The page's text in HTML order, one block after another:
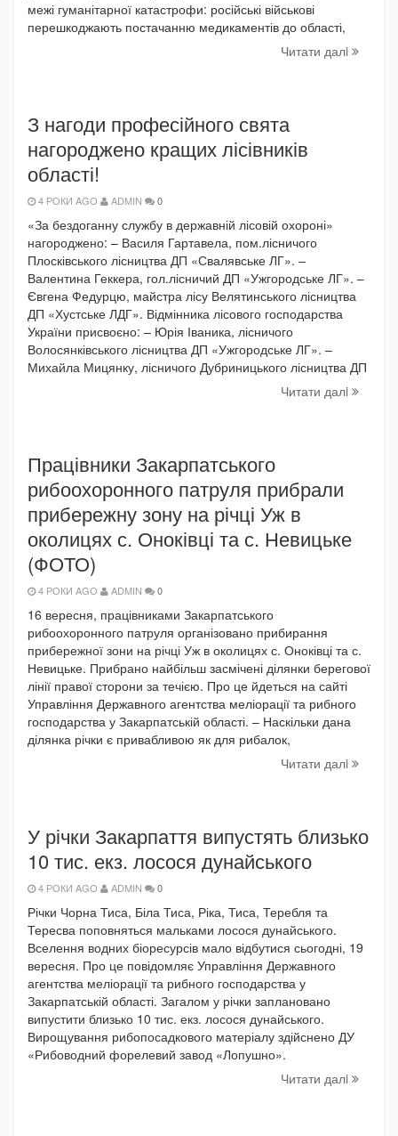
межі гуманітарної катастрофи: російські військові
перешкоджають постачанню медикаментів до області,
Читати далi
З нагоди професійного свята
нагороджено кращих лісівників
області!
4 РОКИ AGO ADMIN 0
«За бездоганну службу в державній лісовій охороні»
нагороджено: – Василя Гартавела, пом.лісничого
Плосківського лісництва ДП «Свалявське ЛГ». –
Валентина Геккера, гол.лісничий ДП «Ужгородське ЛГ». –
Євгена Федурцю, майстра лісу Велятинського лісництва
ДП «Хустське ЛДГ». Відмінника лісового господарства
України присвоєно: – Юрія Іваника, лісничого
Волосянківського лісництва ДП «Ужгородське ЛГ». –
Михайла Мицянку, лісничого Дубриницького лісництва ДП
Читати далi
Працівники Закарпатського
рибоохоронного патруля прибрали
прибережну зону на річці Уж в
околицях с. Оноківці та с. Невицьке
(ФОТО)
4 РОКИ AGO ADMIN 0
16 вересня, працівниками Закарпатського
рибоохоронного патруля організовано прибирання
прибережної зони на річці Уж в околицях с. Оноківці та с.
Невицьке. Прибрано найбільш засмічені ділянки берегової
лінії правої сторони за течією. Про це йдеться на сайті
Управління Державного агентства меліорації та рибного
господарства у Закарпатській області. – Наскільки дана
ділянка річки є привабливою як для рибалок,
Читати далi
У річки Закарпаття випустять близько
10 тис. екз. лосося дунайського
4 РОКИ AGO ADMIN 0
Річки Чорна Тиса, Біла Тиса, Ріка, Тиса, Теребля та
Тересва поповняться мальками лосося дунайського.
Вселення водних біоресурсів мало відбутися сьогодні, 19
вересня. Про це повідомляє Управління Державного
агентства меліорації та рибного господарства у
Закарпатській області. Загалом у річки заплановано
випустити близько 10 тис. екз. лосося дунайського.
Вирощування рибопосадкового матеріалу здійснено ДУ
«Рибоводний форелевий завод «Лопушно».
Читати далi